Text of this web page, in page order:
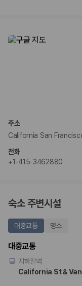
제주렌트카 최저가는 차
수준을 선택할 수 있습니다.
3. 제주공항 접근성과
제주 렌트카는 차량 인수
제주도 렌트카 차
경차·소형차
혼자 또는 2인 여행
가 가장 먼저 비교하
준중형·중형차
커플·친구 여행에
종입니다.
주소
California San
전화
+1-415-3462880
숙소 주변시설
대중교통 명소
대중교통
지하철역
California St & Van